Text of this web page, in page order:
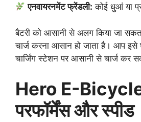
एनवायरनमेंट फ्रेंडली: कोई धुआं या
बैटरी को आसानी से अलग किया जा
चार्ज करना आसान हो जाता है। आप इसे
चार्जिंग स्टेशन पर आसानी से चार्ज कर
Hero E-
परफॉर्मेंस और स्पीड